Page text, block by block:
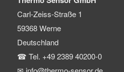
Carl-Zeiss-Straße 1
59368 Werne
Deutschland
☎ Tel. +49 2389 40200-0